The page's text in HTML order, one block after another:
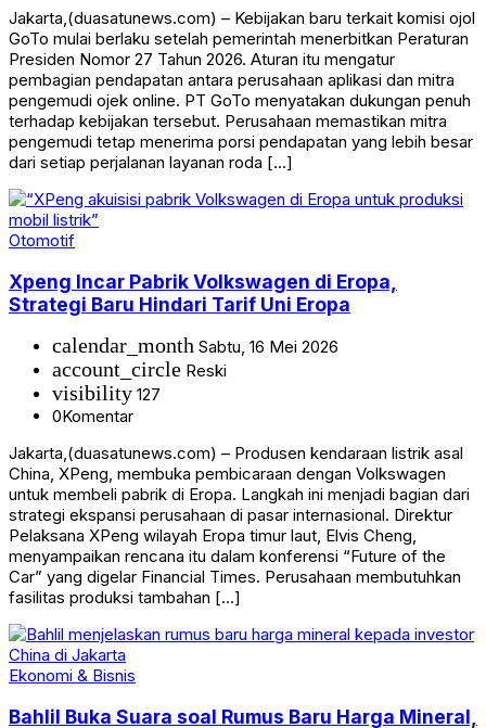
Jakarta,(duasatunews.com) – Kebijakan baru terkait komisi ojol
GoTo mulai berlaku setelah pemerintah menerbitkan Peraturan
Presiden Nomor 27 Tahun 2026. Aturan itu mengatur
pembagian pendapatan antara perusahaan aplikasi dan mitra
pengemudi ojek online. PT GoTo menyatakan dukungan penuh
terhadap kebijakan tersebut. Perusahaan memastikan mitra
pengemudi tetap menerima porsi pendapatan yang lebih besar
dari setiap perjalanan layanan roda […]
Otomotif
Xpeng Incar Pabrik Volkswagen di Eropa,
Strategi Baru Hindari Tarif Uni Eropa
calendar_month Sabtu, 16 Mei 2026
account_circle Reski
visibility 127
0Komentar
Jakarta,(duasatunews.com) – Produsen kendaraan listrik asal
China, XPeng, membuka pembicaraan dengan Volkswagen
untuk membeli pabrik di Eropa. Langkah ini menjadi bagian dari
strategi ekspansi perusahaan di pasar internasional. Direktur
Pelaksana XPeng wilayah Eropa timur laut, Elvis Cheng,
menyampaikan rencana itu dalam konferensi “Future of the
Car” yang digelar Financial Times. Perusahaan membutuhkan
fasilitas produksi tambahan […]
Ekonomi & Bisnis
Bahlil Buka Suara soal Rumus Baru Harga Mineral,